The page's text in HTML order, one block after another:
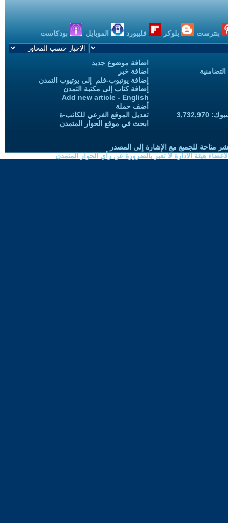
بنترست بلوكر فليبورد الموبايل بودكاست
اضافة موضوع جديد
اضافة خبر
إضافة يوتيوب-فلم إلى يوتيوب التمدن
إضافة كتاب إلى مكتبة التمدن
Add new article - English
أضف حملة
تعديل الموقع الفرعي للكاتب-ة
ابحث في موقع الحوار المتمدن
متاحة للجميع مع الإشارة إلى المصدر
هيئة الادارة لا تعبر بالضرورة عن رأي الحوار المتمدن